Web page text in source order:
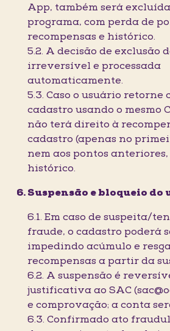
App, também será
programa, com perda de
recompensas e histórico.
5.2. A decisão de exclusão
irreversível e processada
automaticamente.
5.3. Caso o usuário retorne
cadastro usando o mesmo
não terá direito à
cadastro (apenas no
nem aos pontos anteriores,
histórico.
Suspensão e bloqueio do
6.1. Em caso de suspeita/
fraude, o cadastro poderá
impedindo acúmulo e
recompensas a partir da
6.2. A suspensão é
justificativa ao SAC
e comprovação; a conta
6.3. Confirmado ato